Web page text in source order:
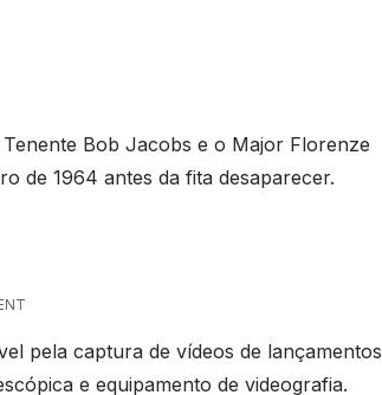
Bob Jacobs e o Major Florenze
de 1964 antes da fita desaparecer.
pela captura de vídeos de lançamentos
e equipamento de videografia.